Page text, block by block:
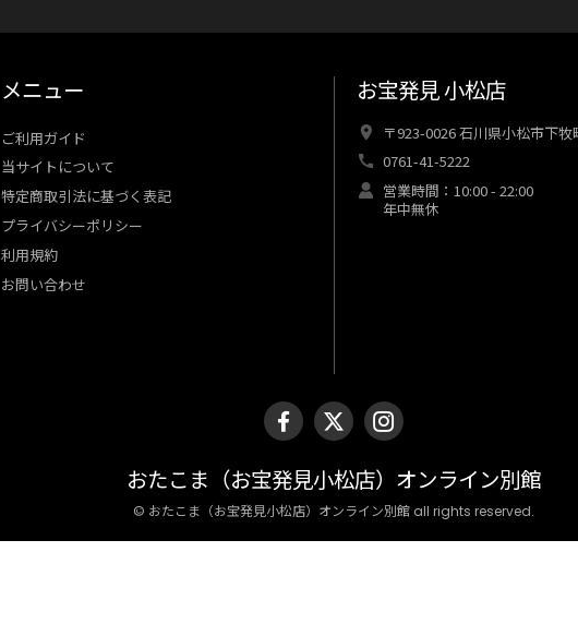
メニュー
ご利用ガイド
当サイトについて
特定商取引法に基づく表記
プライバシーポリシー
利用規約
お問い合わせ
お宝発見 小松店
〒923-0026 石川県小松市下
0761-41-5222
営業時間：10:00 - 22:00
年中無休
おたこま（お宝発見小松店）オンライン別館
© おたこま（お宝発見小松店）オンライン別館 all rights reserved.